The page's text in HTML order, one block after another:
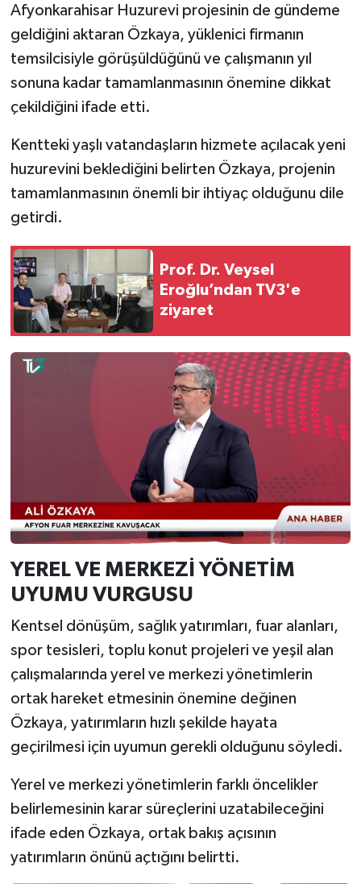
Afyonkarahisar Huzurevi projesinin de gündeme
geldiğini aktaran Özkaya, yüklenici firmanın
temsilcisiyle görüşüldüğünü ve çalışmanın yıl
sonuna kadar tamamlanmasının önemine dikkat
çekildiğini ifade etti.
Kentteki yaşlı vatandaşların hizmete açılacak yeni
huzurevini beklediğini belirten Özkaya, projenin
tamamlanmasının önemli bir ihtiyaç olduğunu dile
getirdi.
Prof. Dr. Veysel
Eroğlu’ndan TV3'e
ziyaret
YEREL VE MERKEZİ YÖNETİM
UYUMU VURGUSU
Kentsel dönüşüm, sağlık yatırımları, fuar alanları,
spor tesisleri, toplu konut projeleri ve yeşil alan
çalışmalarında yerel ve merkezi yönetimlerin
ortak hareket etmesinin önemine değinen
Özkaya, yatırımların hızlı şekilde hayata
geçirilmesi için uyumun gerekli olduğunu söyledi.
Yerel ve merkezi yönetimlerin farklı öncelikler
belirlemesinin karar süreçlerini uzatabileceğini
ifade eden Özkaya, ortak bakış açısının
yatırımların önünü açtığını belirtti.